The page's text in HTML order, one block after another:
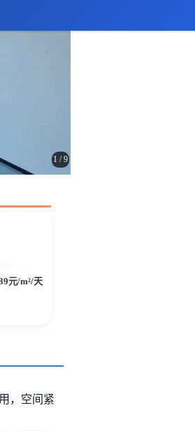
1 /9
元/m²/天
，空间紧